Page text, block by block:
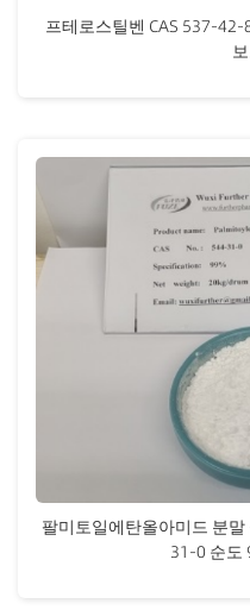
프테로스틸벤 CAS 537-
팔미토일에탄올아미드 분말
31-0 순도